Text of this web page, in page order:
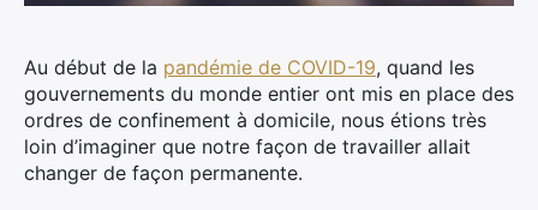
Au début de la pandémie de COVID-19, quand les
gouvernements du monde entier ont mis en place des
ordres de confinement à domicile, nous étions très
loin d’imaginer que notre façon de travailler allait
changer de façon permanente.